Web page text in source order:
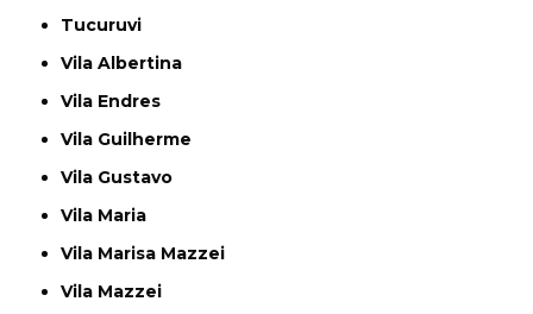
Tucuruvi
Vila Albertina
Vila Endres
Vila Guilherme
Vila Gustavo
Vila Maria
Vila Marisa Mazzei
Vila Mazzei